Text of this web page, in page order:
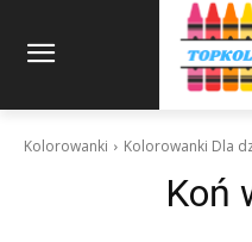
Kolorowanki Kolorowanki Dla
Koń